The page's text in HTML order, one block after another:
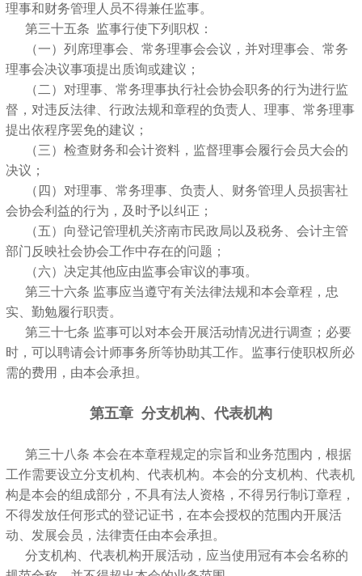
理事和财务管理人员不得兼任监事。
第三十五条 监事行使下列职权：
（一）列席理事会、常务理事会会议，并对理事会、常务
理事会决议事项提出质询或建议；
（二）对理事、常务理事执行社会协会职务的行为进行监
督，对违反法律、行政法规和章程的负责人、理事、常务理事
提出依程序罢免的建议；
（三）检查财务和会计资料，监督理事会履行会员大会的
决议；
（四）对理事、常务理事、负责人、财务管理人员损害社
会协会利益的行为，及时予以纠正；
（五）向登记管理机关济南市民政局以及税务、会计主管
部门反映社会协会工作中存在的问题；
（六）决定其他应由监事会审议的事项。
第三十六条 监事应当遵守有关法律法规和本会章程，忠
实、勤勉履行职责。
第三十七条 监事可以对本会开展活动情况进行调查；必要
时，可以聘请会计师事务所等协助其工作。监事行使职权所必
需的费用，由本会承担。
第五章 分支机构、代表机构
第三十八条 本会在本章程规定的宗旨和业务范围内，根据
工作需要设立分支机构、代表机构。本会的分支机构、代表机
构是本会的组成部分，不具有法人资格，不得另行制订章程，
不得发放任何形式的登记证书，在本会授权的范围内开展活
动、发展会员，法律责任由本会承担。
分支机构、代表机构开展活动，应当使用冠有本会名称的